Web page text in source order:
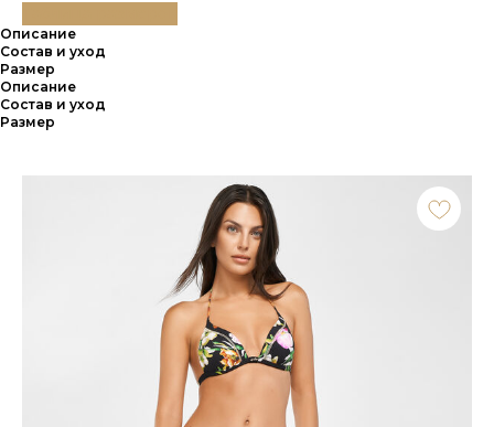
Описание
Состав и уход
Размер
Описание
Состав и уход
Размер